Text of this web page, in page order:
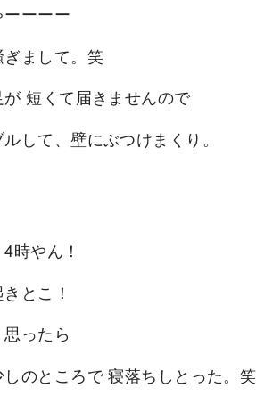
ーーー
まして。笑
短くて届きませんので
して、壁にぶつけまくり。
時やん！
とこ！
ったら
のところで 寝落ちしとった。笑